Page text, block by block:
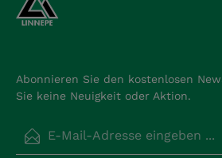
Abonnieren Sie den kostenlosen
Sie keine Neuigkeit oder Aktion.